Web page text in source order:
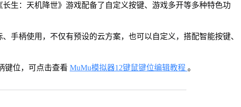
生：天机降世》游戏配备了自定义按键、游戏多开等多种特色功
手柄使用，不仅有预设的云方案，也可以自定义，搭配智能按键、
键位，可点击查看 MuMu模拟器12键鼠键位编辑教程 。